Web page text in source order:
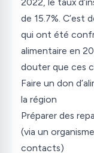
de 15.7%. C’est
qui ont été
alimentaire en
douter que ces
Faire un don
la région
Préparer des
(via un
contacts)